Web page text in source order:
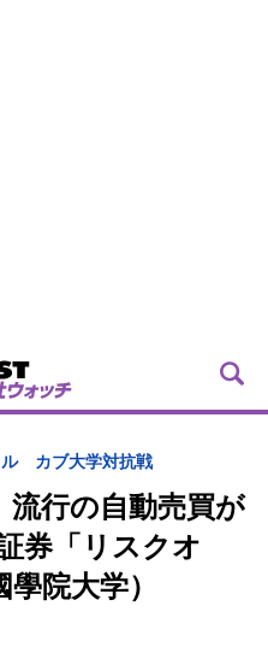
ル カブ大学対抗戦
流行の自動売買が
券「リスクオ
院大学）